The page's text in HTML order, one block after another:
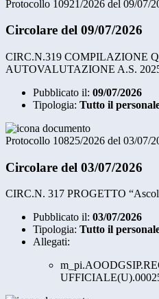
Protocollo 10921/2026 del 09/07/
Circolare del 09/07/2026
CIRC.N.319 COMPILAZIONE
AUTOVALUTAZIONE A.S.
Pubblicato il: 09/07/2026
Tipologia: Tutto il
Protocollo 10825/2026 del 03/07/
Circolare del 03/07/2026
CIRC.N. 317 PROGETTO
Pubblicato il: 03/07/2026
Tipologia: Tutto il
Allegati: